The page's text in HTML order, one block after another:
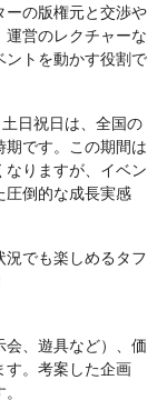
ーの版権元と交渉や
営のレクチャーな
ントを動かす役割で
日祝日は、全国の
です。この期間は
なりますが、イベン
圧倒的な成長実感
況でも楽しめるタフ
、遊具など）、価
す。考案した企画